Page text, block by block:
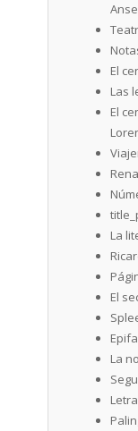
El
Las
El
La
El
La